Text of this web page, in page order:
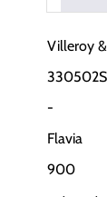
Villeroy
-
Flavia
900